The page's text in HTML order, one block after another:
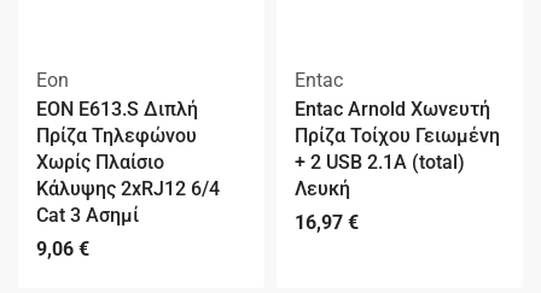
Eon
EON E613.S Διπλή
Πρίζα Τηλεφώνου
Χωρίς Πλαίσιο
Κάλυψης 2xRJ12 6/4
Cat 3 Ασημί
9,06 €
Entac
Entac Arnold Χωνευτή
Πρίζα Τοίχου Γειωμένη
+ 2 USB 2.1A (total)
Λευκή
16,97 €